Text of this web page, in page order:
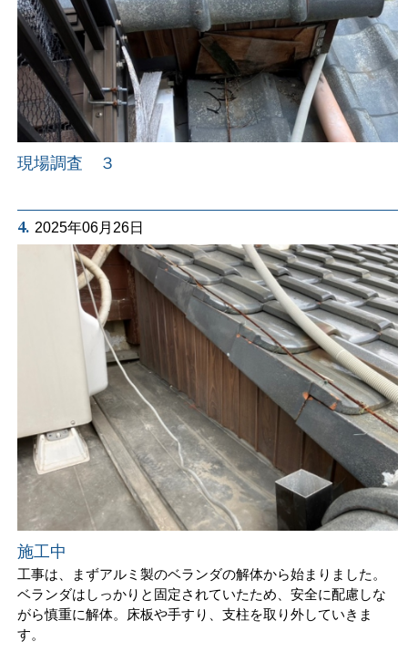
現場調査 ３
4. 2025年06月26日
施工中
工事は、まずアルミ製のベランダの解体から始まりました。
ベランダはしっかりと固定されていたため、安全に配慮しな
がら慎重に解体。床板や手すり、支柱を取り外していきま
す。